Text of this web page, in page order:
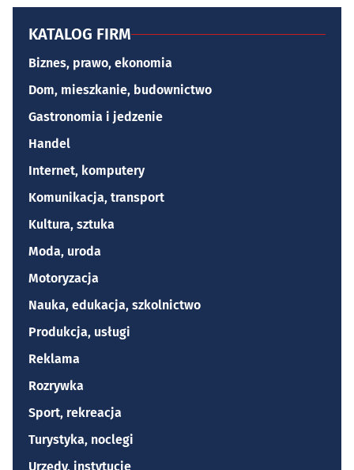
KATALOG FIRM
Biznes, prawo, ekonomia
Dom, mieszkanie, budownictwo
Gastronomia i jedzenie
Handel
Internet, komputery
Komunikacja, transport
Kultura, sztuka
Moda, uroda
Motoryzacja
Nauka, edukacja, szkolnictwo
Produkcja, usługi
Reklama
Rozrywka
Sport, rekreacja
Turystyka, noclegi
Urzędy, instytucje